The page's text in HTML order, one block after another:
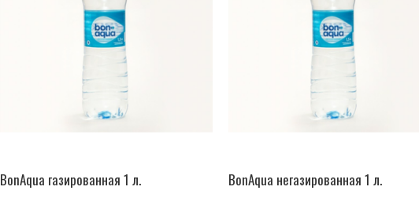
В КОРЗИНУ
BonAqua газированная 1 л. В КОРЗИНУ
BonAqua негазированная 1 л.